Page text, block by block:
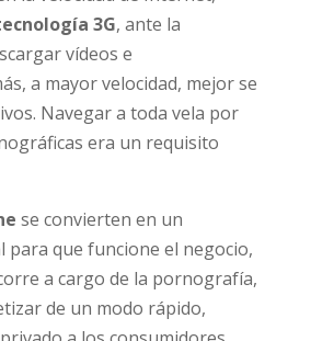
la pornografía. Tuvo
la velocidad de Internet,
tecnología 3G
, ante la
ví­deos e
a mayor velocidad, mejor
Navegar a toda vela
se convierten en un
para que funcione el
corre a cargo de la